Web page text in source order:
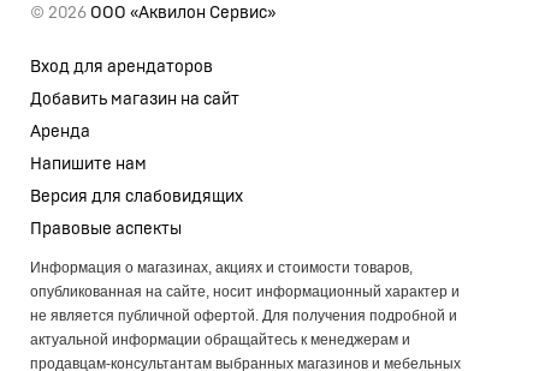
© 2026 ООО «Аквилон Сервис»
Вход для арендаторов
Добавить магазин на сайт
Аренда
Напишите нам
Версия для слабовидящих
Правовые аспекты
Информация о магазинах, акциях и стоимости товаров,
опубликованная на сайте, носит информационный характер и
не является публичной офертой. Для получения подробной и
актуальной информации обращайтесь к менеджерам и
продавцам-консультантам выбранных магазинов и мебельных